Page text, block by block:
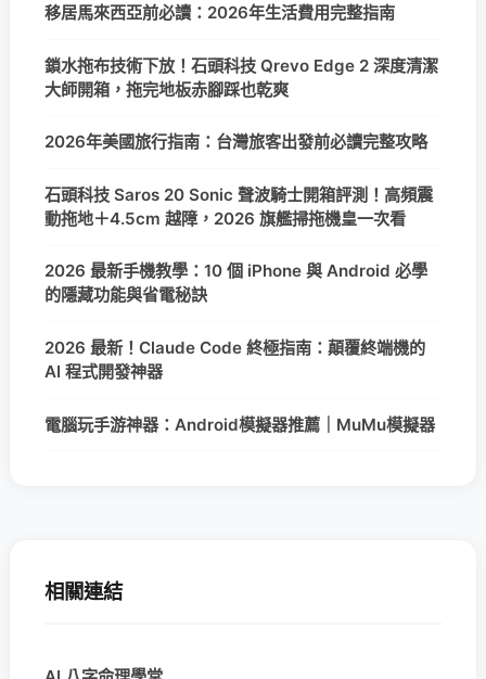
移居馬來西亞前必讀：2026年生活費用完整指南
鎖水拖布技術下放！石頭科技 Qrevo Edge 2 深度清潔
大師開箱，拖完地板赤腳踩也乾爽
2026年美國旅行指南：台灣旅客出發前必讀完整攻略
石頭科技 Saros 20 Sonic 聲波騎士開箱評測！高頻震
動拖地＋4.5cm 越障，2026 旗艦掃拖機皇一次看
2026 最新手機教學：10 個 iPhone 與 Android 必學
的隱藏功能與省電秘訣
2026 最新！Claude Code 終極指南：顛覆終端機的
AI 程式開發神器
電腦玩手游神器：Android模擬器推薦｜MuMu模擬器
相關連結